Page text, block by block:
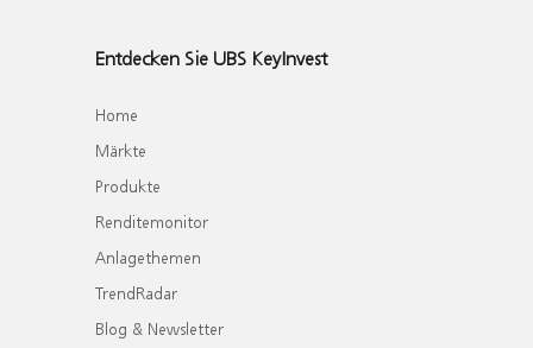
Entdecken Sie UBS KeyInvest
Home
Märkte
Produkte
Renditemonitor
Anlagethemen
TrendRadar
Blog & Newsletter